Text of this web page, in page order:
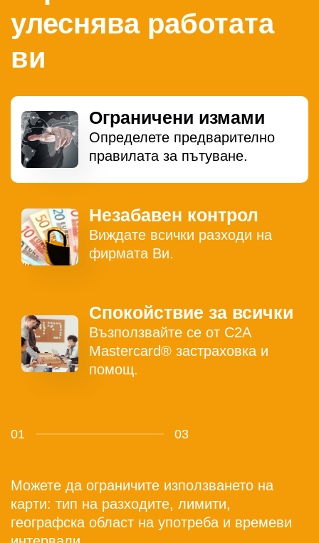
улеснява работата
ви
Ограничени измами
Определете предварително
правилата за пътуване.
Незабавен контрол
Виждате всички разходи на
фирмата Ви.
Спокойствие за всички
Възползвайте се от C2A
Mastercard® застраховка и
помощ.
01 03
Можете да ограничите използването на
карти: тип на разходите, лимити,
географска област на употреба и времеви